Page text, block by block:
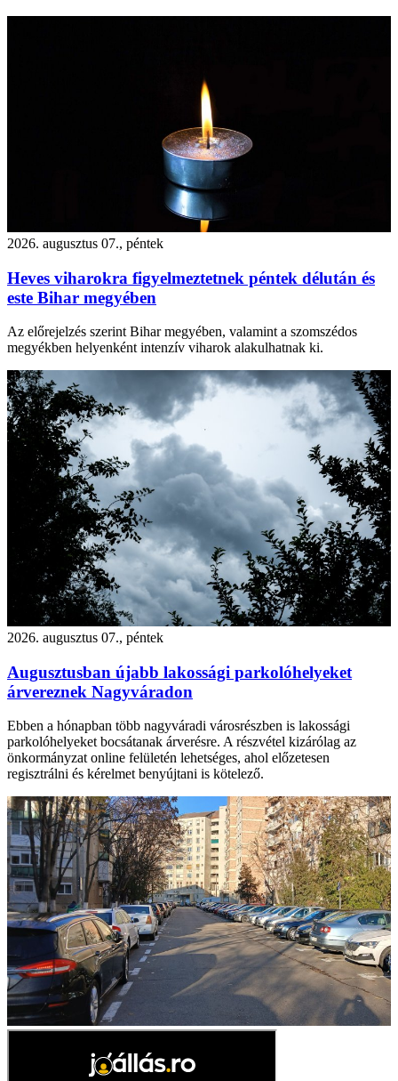
2026. augusztus 07., péntek
Heves viharokra figyelmeztetnek péntek délután és
este Bihar megyében
Az előrejelzés szerint Bihar megyében, valamint a szomszédos
megyékben helyenként intenzív viharok alakulhatnak ki.
2026. augusztus 07., péntek
Augusztusban újabb lakossági parkolóhelyeket
árvereznek Nagyváradon
Ebben a hónapban több nagyváradi városrészben is lakossági
parkolóhelyeket bocsátanak árverésre. A részvétel kizárólag az
önkormányzat online felületén lehetséges, ahol előzetesen
regisztrálni és kérelmet benyújtani is kötelező.